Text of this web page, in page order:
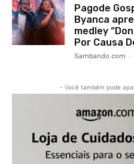
Pagode
Byanca
medley
Por Causa
Sambando.com -
- Você também pode